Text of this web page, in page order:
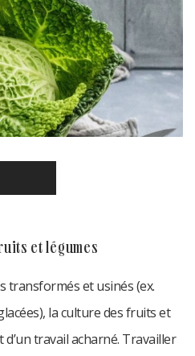
et légumes
et usinés (ex.
la culture des fruits et
travail acharné. Travailler